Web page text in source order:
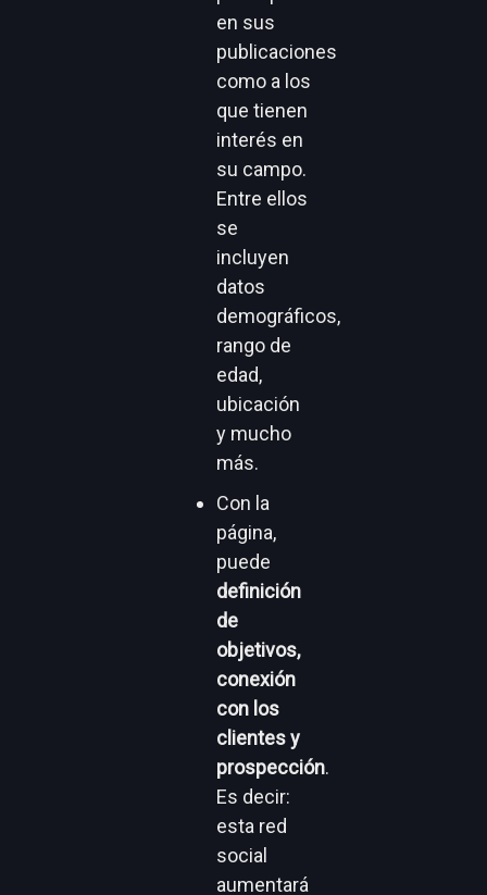
en sus
publicaciones
como a los
que tienen
interés en
su campo.
Entre ellos
se
incluyen
datos
demográficos,
rango de
edad,
ubicación
y mucho
más.
Con la
página,
puede
definición
de
objetivos,
conexión
con los
clientes y
prospección.
Es decir:
esta red
social
aumentará